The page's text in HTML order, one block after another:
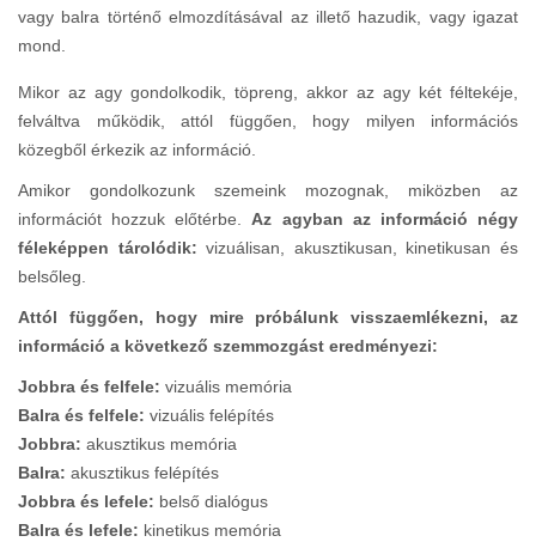
vagy balra történő elmozdításával az illető hazudik, vagy igazat
mond.
Mikor az agy gondolkodik, töpreng, akkor az agy két féltekéje,
felváltva működik, attól függően, hogy milyen információs
közegből érkezik az információ.
Amikor gondolkozunk szemeink mozognak, miközben az
információt hozzuk előtérbe. Az agyban az információ négy
féleképpen tárolódik: vizuálisan, akusztikusan, kinetikusan és
belsőleg.
Attól függően, hogy mire próbálunk visszaemlékezni, az
információ a következő szemmozgást eredményezi:
Jobbra és felfele: vizuális memória
Balra és felfele: vizuális felépítés
Jobbra: akusztikus memória
Balra: akusztikus felépítés
Jobbra és lefele: belső dialógus
Balra és lefele: kinetikus memória